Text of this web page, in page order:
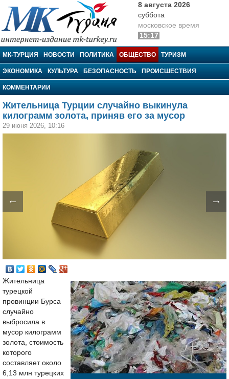
МК-Турция
8 августа 2026
суббота
московское время
15:17
МК-ТУРЦИЯ НОВОСТИ ПОЛИТИКА ОБЩЕСТВО ТУРИЗМ
ЭКОНОМИКА КУЛЬТУРА БЕЗОПАСНОСТЬ ПРОИСШЕСТВИЯ
КОММЕНТАРИИ
Жительница Турции случайно выкинула
килограмм золота, приняв его за мусор
29 июня 2026, 10:16
← →
Жительница
турецкой
провинции Бурса
случайно
выбросила в
мусор килограмм
золота, стоимость
которого
составляет около
6,13 млн турецких